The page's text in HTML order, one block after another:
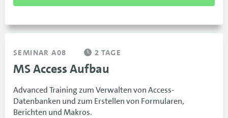
SEMINAR A08 2 TAGE
MS Access Aufbau
Advanced Training zum Verwalten von Access-
Datenbanken und zum Erstellen von Formularen,
Berichten und Makros.